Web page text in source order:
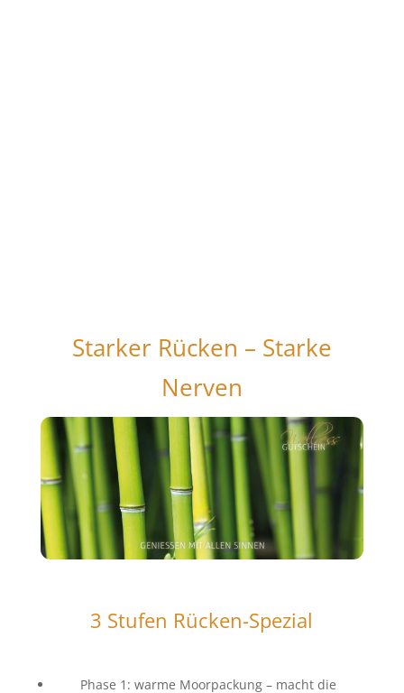
Starker Rücken – Starke
Nerven
3 Stufen Rücken-Spezial
Phase 1: warme Moorpackung – macht die